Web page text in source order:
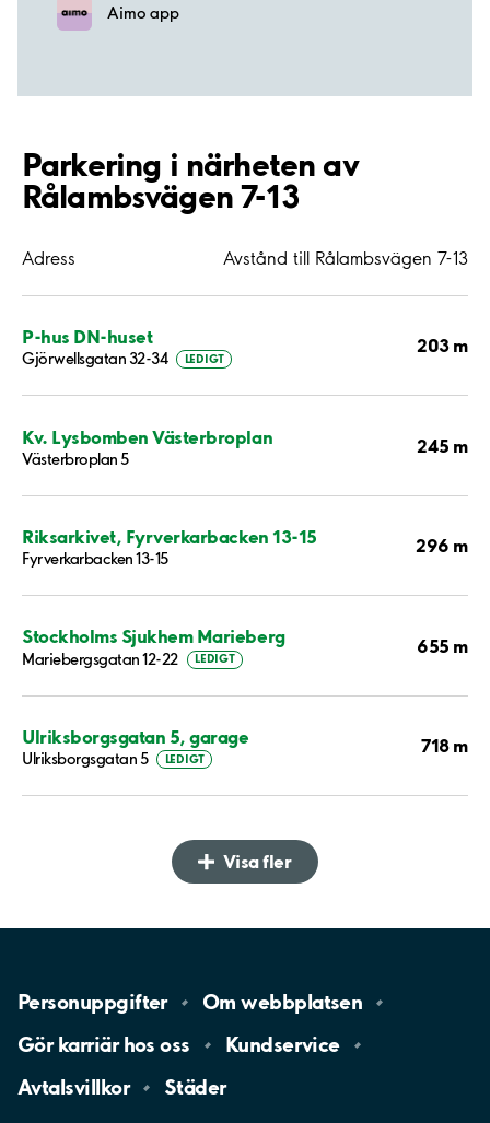
Aimo app
Parkering i närheten av
Rålambsvägen 7-13
Adress Avstånd till Rålambsvägen 7-13
P-hus DN-huset
Gjörwellsgatan 32-34 LEDIGT
203 m
Kv. Lysbomben Västerbroplan
Västerbroplan 5
245 m
Riksarkivet, Fyrverkarbacken 13-15
Fyrverkarbacken 13-15
296 m
Stockholms Sjukhem Marieberg
Mariebergsgatan 12-22 LEDIGT
655 m
Ulriksborgsgatan 5, garage
Ulriksborgsgatan 5 LEDIGT
718 m
Visa fler
Personuppgifter Omwebbplatsen
Gör karriär hososs
Kundservice
Avtalsvillkor
Städer